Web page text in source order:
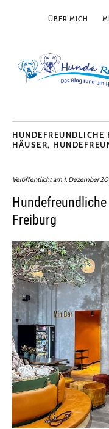
ÜBER MICH
HÄUSER,
Veröffentlicht am 1. Dezember
Freiburg